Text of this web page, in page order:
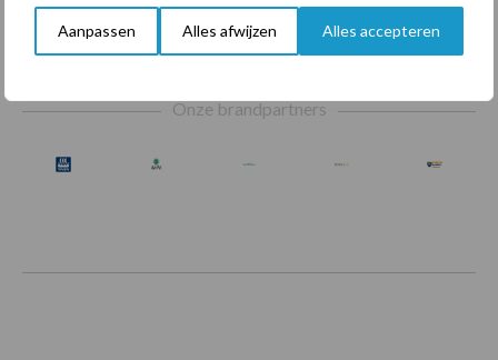
Aanpassen Alles afwijzen Alles accepteren
Onze brandpartners